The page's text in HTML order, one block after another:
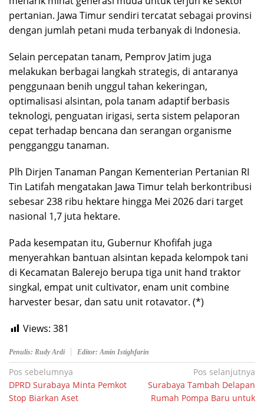
pertanian. Jawa Timur sendiri tercatat sebagai provinsi
dengan jumlah petani muda terbanyak di Indonesia.
Selain percepatan tanam, Pemprov Jatim juga
melakukan berbagai langkah strategis, di antaranya
penggunaan benih unggul tahan kekeringan,
optimalisasi alsintan, pola tanam adaptif berbasis
teknologi, penguatan irigasi, serta sistem pelaporan
cepat terhadap bencana dan serangan organisme
pengganggu tanaman.
Plh Dirjen Tanaman Pangan Kementerian Pertanian RI
Tin Latifah mengatakan Jawa Timur telah berkontribusi
sebesar 238 ribu hektare hingga Mei 2026 dari target
nasional 1,7 juta hektare.
Pada kesempatan itu, Gubernur Khofifah juga
menyerahkan bantuan alsintan kepada kelompok tani
di Kecamatan Balerejo berupa tiga unit hand traktor
singkal, empat unit cultivator, enam unit combine
harvester besar, dan satu unit rotavator. (*)
Views: 381
Penulis: Rudy Ardi Editor: Amin Istighfarin
Navigasi
pos
Pos sebelumnya
DPRD Surabaya Minta Pemkot
Stop Biarkan Aset
Pos selanjutnya
Surabaya Tambah Delapan
Rumah Pompa Baru untuk